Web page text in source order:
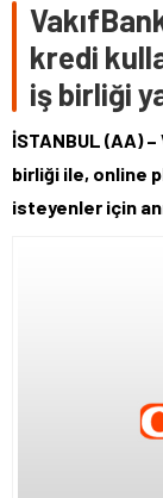
6.660,55
BİST
13.779,39
DOLAR
47,7111
kredi
iş birliği
İSTANBUL (AA)
birliği ile, online
isteyenler için